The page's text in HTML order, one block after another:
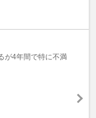
が4年間で特に不満